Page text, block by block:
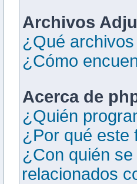
Archivos
¿Qué
¿Cómo
Acerca de
¿Quién
¿Por qué este
¿Con quién
relacionados